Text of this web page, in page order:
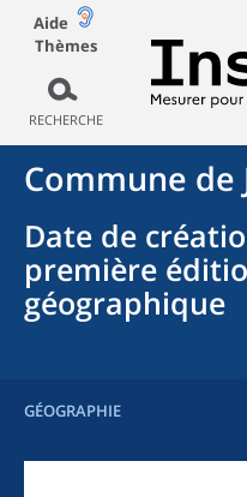
Aide
Thèmes
RECHERCHE
Commune de
Date de
première
géographique
GÉOGRAPHIE